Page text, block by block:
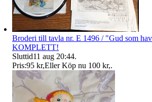
Broderi till tavla nr. E 1496 / "Gud som
KOMPLETT!
Sluttid11 aug 20:44.
Pris:95 kr,Eller Köp nu 100 kr,.